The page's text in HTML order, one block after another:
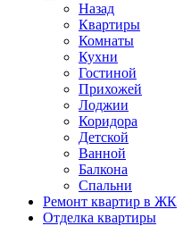
Назад
Квартиры
Комнаты
Кухни
Гостиной
Прихожей
Лоджии
Коридора
Детской
Ванной
Балкона
Спальни
Ремонт квартир в ЖК
Отделка квартиры